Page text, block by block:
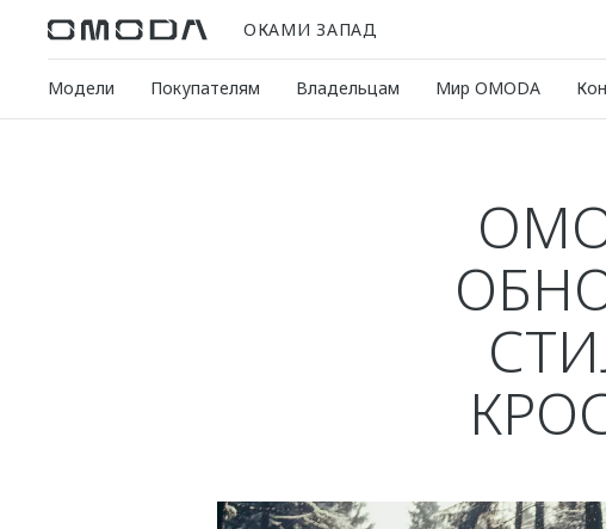
ОКАМИ ЗАПАД
Модели Покупателям Владельцам Мир OMODA